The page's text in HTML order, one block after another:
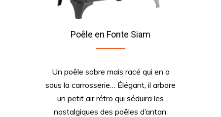
Poêle en Fonte Siam
Un poêle sobre mais racé qui en a
sous la carrosserie… Élégant, il arbore
un petit air rétro qui séduira les
nostalgiques des poêles d’antan.